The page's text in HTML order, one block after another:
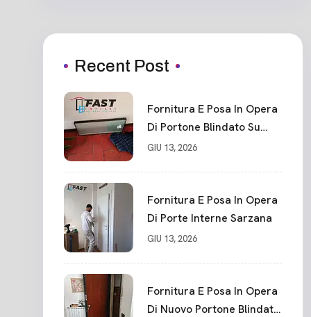
Recent Post
Fornitura E Posa In Opera
Di Portone Blindato Su
Misura In PVC, Panello
Punti La Spezia
GIU 13, 2026
Fornitura E Posa In Opera
Di Porte Interne Sarzana
GIU 13, 2026
Fornitura E Posa In Opera
Di Nuovo Portone Blindato